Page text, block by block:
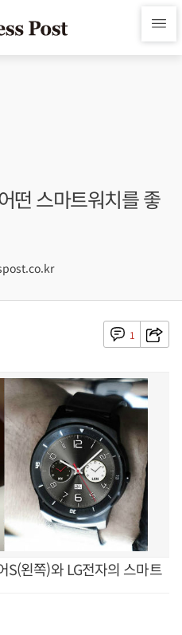
떤 스마트워치를 좋
1
왼쪽)와 LG전자의 스마트